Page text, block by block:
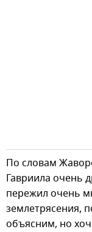
По словам
Гавриила очень
пережил очень
землетрясения,
объясним, но